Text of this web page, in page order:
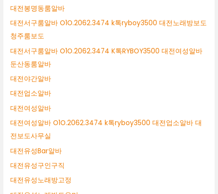
대전봉명동룸알바
대전서구룸알바 O1O.2062.3474 k톡ryboy3500 대전노래방보도
청주룸보도
대전서구룸알바 O1O.2062.3474 K톡RYBOY3500 대전여성알바
둔산동룸알바
대전야간알바
대전업소알바
대전여성알바
대전여성알바 O1O.2062.3474 k톡ryboy3500 대전업소알바 대
전보도사무실
대전유성Bar알바
대전유성구인구직
대전유성노래방고정